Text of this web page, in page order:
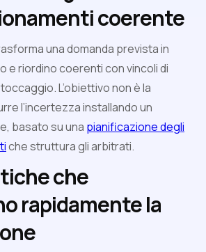
coerente
una domanda prevista in
e riordino coerenti con vincoli di
L’obiettivo non è la
l’incertezza installando un
basato su una pianificazione degli
che struttura gli arbitrati.
che
rapidamente la